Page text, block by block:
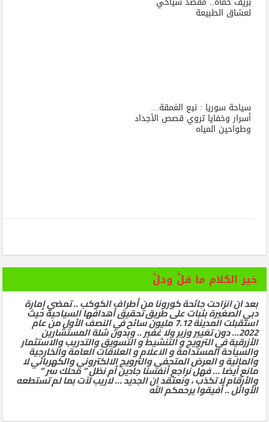
لعشاق الطبيعة
سياحة سوريا : نبع الغمقة…
أسرار وخفايا تروي قصص الأجداد
وطواحين المياه
خير الكلام ما قلَّ ودلَّ
بعد ان انزاحت جائحة كورونا من أطراف الكوكب .. تمضي إمارة
دبي الصغيرة بثبات على طريق تحقيق أهدافها السياحية حيث
استقبلت المدينة 7.12 مليون سائح في النصف الأول من عام
2022… دون تغيير وزير ولا غفير .. وبدون شلة المستشارين
الأزرقية في الترويج و التنشيط و التسويق والتدريب والاستثمار
والسياحة المستدامة و الاعلام و العلاقات العامة والخارجية
والمالية و العرض المتحفي والترويج الالكتروني والكهربائي لا
مانع أيضا … فهل نراجع أنفسنا جادين أم نظل ” محلك سر ”
والأرقام لا تكذب ، ونعتقد ان الجديد … لاريب لآت بما لم تستطعه
الأوائل .. أفيقوا يرحمكم الله